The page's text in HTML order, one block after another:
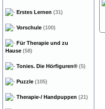
Erstes Lernen (31)
Vorschule (100)
Für Therapie und zu
Hause (58)
Tonies. Die Hörfiguren® (5)
Puzzle (105)
Therapie-/ Handpuppen (21)